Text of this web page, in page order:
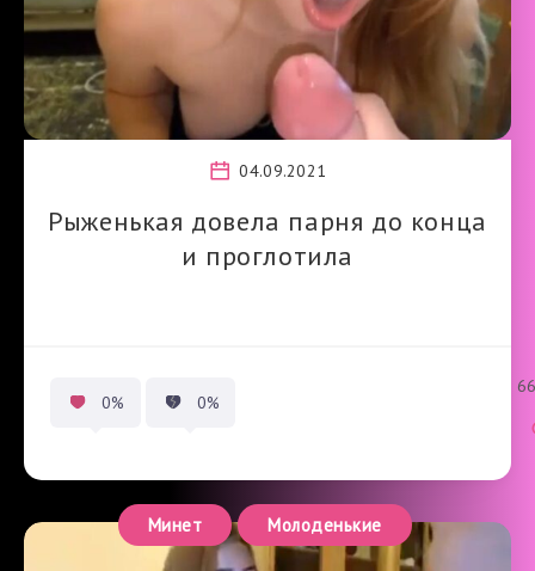
04.09.2021
Рыженькая довела парня до конца
и проглотила
0% 0%
Минет Молоденькие